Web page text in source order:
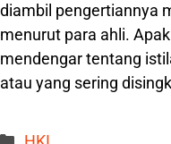
diambil pengertiannya
menurut para ahli.
mendengar tentang
atau yang sering
Categories